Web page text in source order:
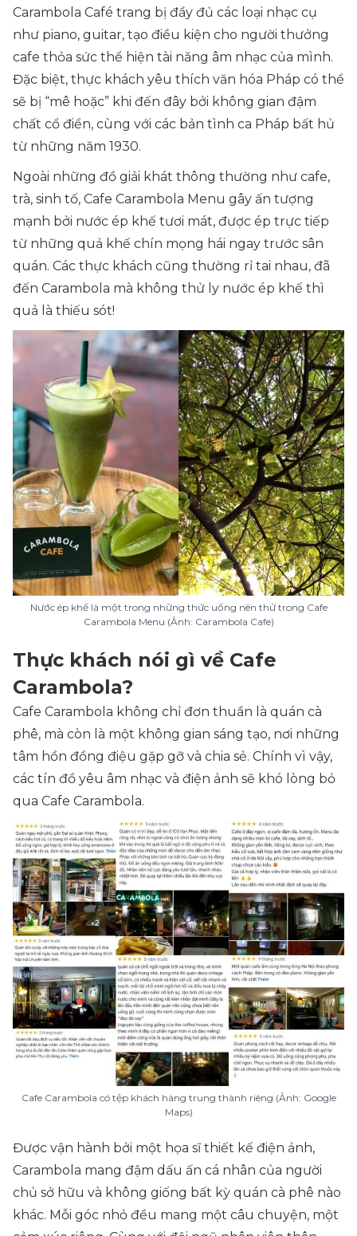
Carambola Café trang bị đầy đủ các loại nhạc cụ
như piano, guitar, tạo điều kiện cho người thưởng
cafe thỏa sức thể hiện tài năng âm nhạc của mình.
Đặc biệt, thực khách yêu thích văn hóa Pháp có thể
sẽ bị “mê hoặc” khi đến đây bởi không gian đậm
chất cổ điển, cùng với các bản tình ca Pháp bất hủ
từ những năm 1930.
Ngoài những đồ giải khát thông thường như cafe,
trà, sinh tố, Cafe Carambola Menu gây ấn tượng
mạnh bởi nước ép khế tươi mát, được ép trực tiếp
từ những quả khế chín mọng hái ngay trước sân
quán. Các thực khách cũng thường rỉ tai nhau, đã
đến Carambola mà không thử ly nước ép khế thì
quả là thiếu sót!
Nước ép khế là một trong những thức uống nên thử trong Cafe
Carambola Menu (Ảnh: Carambola Cafe)
Thực khách nói gì về Cafe
Carambola?
Cafe Carambola không chỉ đơn thuần là quán cà
phê, mà còn là một không gian sáng tạo, nơi những
tâm hồn đồng điệu gặp gỡ và chia sẻ. Chính vì vậy,
các tín đồ yêu âm nhạc và điện ảnh sẽ khó lòng bỏ
qua Cafe Carambola.
Cafe Carambola có tệp khách hàng trung thành riêng (Ảnh: Google
Maps)
Được vận hành bởi một họa sĩ thiết kế điện ảnh,
Carambola mang đậm dấu ấn cá nhân của người
chủ sở hữu và không giống bất kỳ quán cà phê nào
khác. Mỗi góc nhỏ đều mang một câu chuyện, một